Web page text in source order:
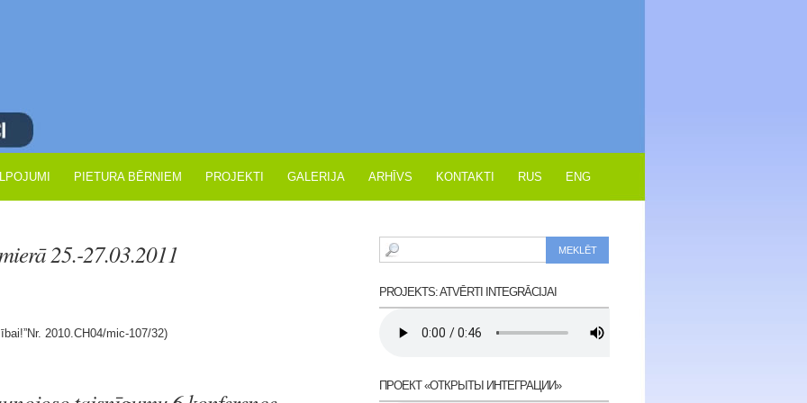
PIETURA BĒRNIEM PROJEKTI GALERIJA ARHĪVS KONTAKTI RUS ENG
25.-27.03.2011
2010.CH04/mic-107/32)
PROJEKTS: ATVĒRTI INTEGRĀCIJAI
ПРОЕКТ «ОТКРЫТЫ ИНТЕГРАЦИИ»